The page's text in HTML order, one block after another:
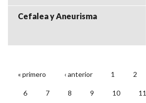
Cefalea y Aneurisma
PÁGINAS
« primero ‹ anterior 1 2
6 7 8 9 10 11